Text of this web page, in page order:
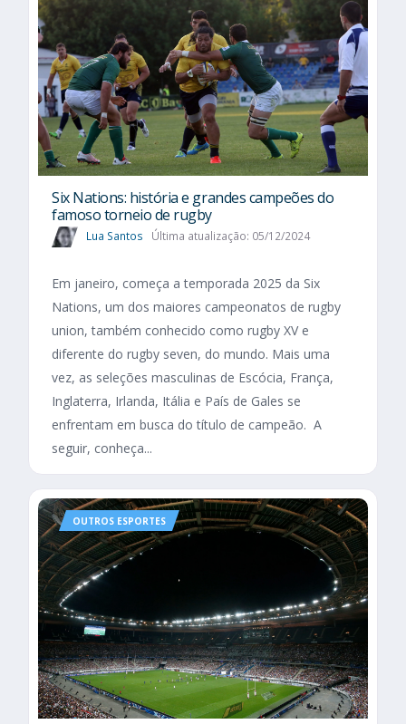
Six Nations​: história e grandes campeões do
famoso torneio de rugby
Lua Santos Última atualização: 05/12/2024
Em janeiro, começa a temporada 2025 da Six
Nations, um dos maiores campeonatos de rugby
union, também conhecido como rugby XV e
diferente do rugby seven, do mundo. Mais uma
vez, as seleções masculinas de Escócia, França,
Inglaterra, Irlanda, Itália e País de Gales se
enfrentam em busca do título de campeão. A
seguir, conheça...
OUTROS ESPORTES